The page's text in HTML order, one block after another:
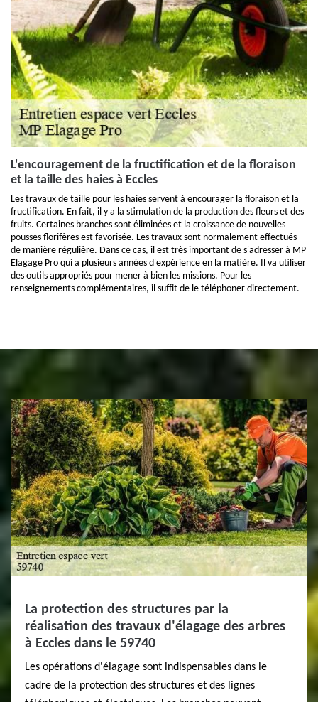
L'encouragement de la fructification et de la floraison
et la taille des haies à Eccles
Les travaux de taille pour les haies servent à encourager la floraison et la
fructification. En fait, il y a la stimulation de la production des fleurs et des
fruits. Certaines branches sont éliminées et la croissance de nouvelles
pousses florifères est favorisée. Les travaux sont normalement effectués
de manière régulière. Dans ce cas, il est très important de s'adresser à MP
Elagage Pro qui a plusieurs années d'expérience en la matière. Il va utiliser
des outils appropriés pour mener à bien les missions. Pour les
renseignements complémentaires, il suffit de le téléphoner directement.
La protection des structures par la
réalisation des travaux d'élagage des arbres
à Eccles dans le 59740
Les opérations d'élagage sont indispensables dans le
cadre de la protection des structures et des lignes